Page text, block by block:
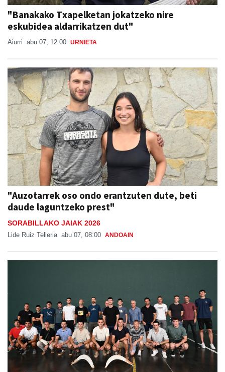
"Banakako Txapelketan jokatzeko nire
eskubidea aldarrikatzen dut"
Aiurri abu 07, 12:00 URNIETA
"Auzotarrek oso ondo erantzuten dute, beti
daude laguntzeko prest"
SORABILLAKO JAIAK 2026
Lide Ruiz Telleria abu 07, 08:00 ANDOAIN